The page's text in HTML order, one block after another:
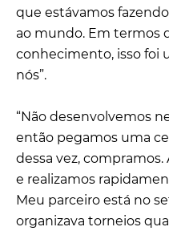
que estávamos
ao mundo. Em termos
conhecimento, isso foi
nós”.
“Não desenvolvemos
então pegamos uma
dessa vez,
e realizamos
Meu parceiro está no
organizava torneios